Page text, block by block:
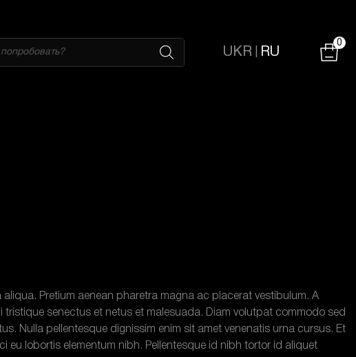
UKR RU
0
Pretium aenean pharetra magna ac placerat vestibulum. A
senectus et netus et malesuada. Diam volutpat commodo sed
Nulla pellentesque dignissim enim sit amet venenatis urna cursus. Et
eu lobortis elementum nibh. Pellentesque id nibh tortor id aliquet